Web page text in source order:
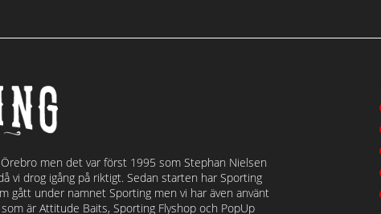
men det var först 1995 som Stephan Nielsen
vi drog igång på riktigt. Sedan starten har Sporting
gått under namnet Sporting men vi har även använt
är Attitude Baits, Sporting Flyshop och PopUp